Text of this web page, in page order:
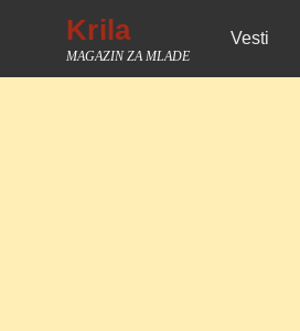
Krila
MAGAZIN ZA MLADE
Vesti